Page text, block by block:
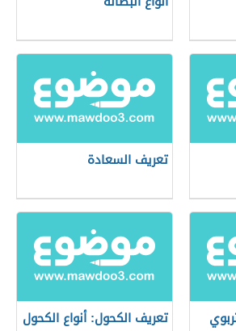
تعريف السعادة
تعريف الكحول: أنواع الكحول